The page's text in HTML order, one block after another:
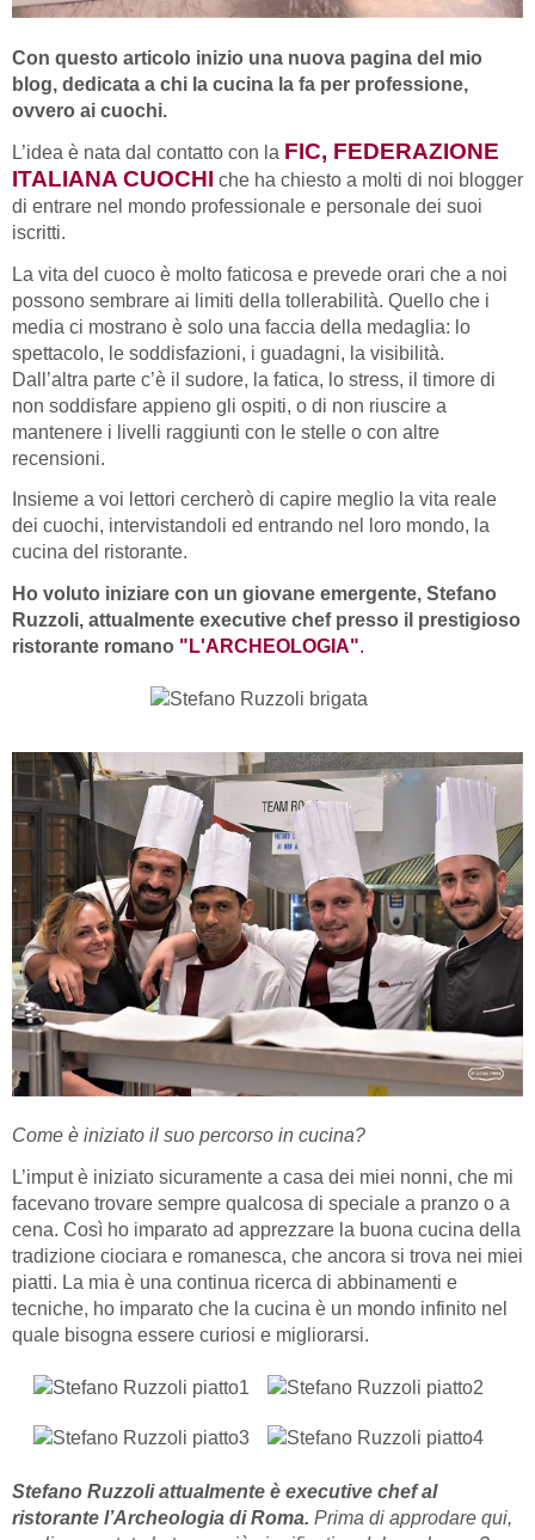
Con questo articolo inizio una nuova pagina del mio
blog, dedicata a chi la cucina la fa per professione,
ovvero ai cuochi.
L’idea è nata dal contatto con la FIC, FEDERAZIONE
ITALIANA CUOCHI che ha chiesto a molti di noi blogger
di entrare nel mondo professionale e personale dei suoi
iscritti.
La vita del cuoco è molto faticosa e prevede orari che a noi
possono sembrare ai limiti della tollerabilità. Quello che i
media ci mostrano è solo una faccia della medaglia: lo
spettacolo, le soddisfazioni, i guadagni, la visibilità.
Dall’altra parte c’è il sudore, la fatica, lo stress, il timore di
non soddisfare appieno gli ospiti, o di non riuscire a
mantenere i livelli raggiunti con le stelle o con altre
recensioni.
Insieme a voi lettori cercherò di capire meglio la vita reale
dei cuochi, intervistandoli ed entrando nel loro mondo, la
cucina del ristorante.
Ho voluto iniziare con un giovane emergente, Stefano
Ruzzoli, attualmente executive chef presso il prestigioso
ristorante romano "L'ARCHEOLOGIA".
Come è iniziato il suo percorso in cucina?
L’imput è iniziato sicuramente a casa dei miei nonni, che mi
facevano trovare sempre qualcosa di speciale a pranzo o a
cena. Così ho imparato ad apprezzare la buona cucina della
tradizione ciociara e romanesca, che ancora si trova nei miei
piatti. La mia è una continua ricerca di abbinamenti e
tecniche, ho imparato che la cucina è un mondo infinito nel
quale bisogna essere curiosi e migliorarsi.
Stefano Ruzzoli attualmente è executive chef al
ristorante l’Archeologia di Roma. Prima di approdare qui,